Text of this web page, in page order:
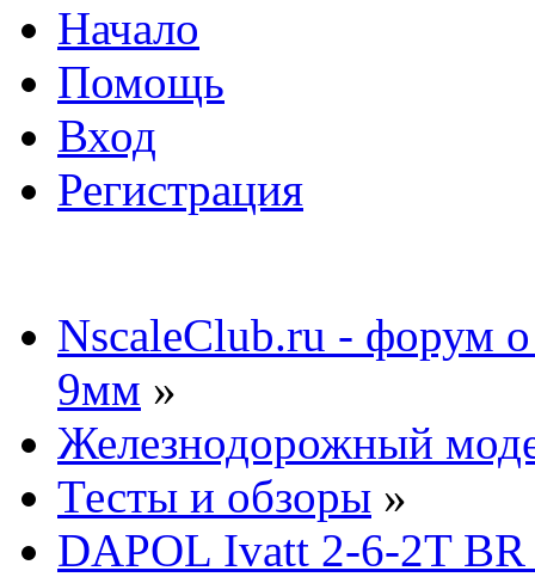
Начало
Помощь
Вход
Регистрация
NscaleClub.ru - форум
9мм »
Железнодорожный
Тесты и обзоры »
DAPOL Ivatt 2-6-2T